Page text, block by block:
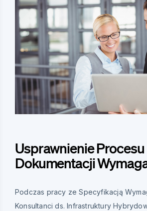
Usprawnienie Procesu
Dokumentacji
Podczas pracy ze Specyfikacją
Konsultanci ds. Infrastruktury